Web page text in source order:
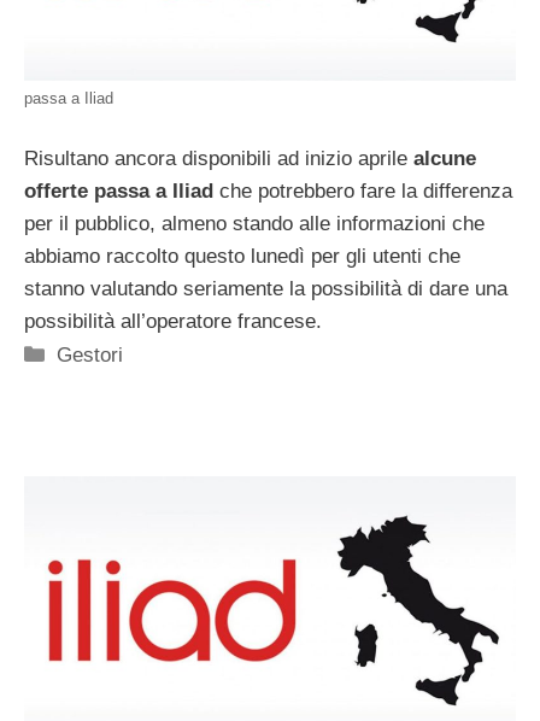
passa a Iliad
Risultano ancora disponibili ad inizio aprile alcune
offerte passa a Iliad che potrebbero fare la differenza
per il pubblico, almeno stando alle informazioni che
abbiamo raccolto questo lunedì per gli utenti che
stanno valutando seriamente la possibilità di dare una
possibilità all’operatore francese.
Categorie
Gestori